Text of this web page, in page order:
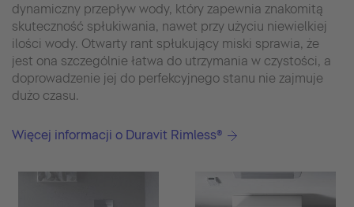
dynamiczny przepływ wody, który zapewnia znakomitą
skuteczność spłukiwania, nawet przy użyciu niewielkiej
ilości wody. Otwarty rant spłukujący miski sprawia, że
jest ona szczególnie łatwa do utrzymania w czystości, a
doprowadzenie jej do perfekcyjnego stanu nie zajmuje
dużo czasu.
Więcej informacji o Duravit Rimless®